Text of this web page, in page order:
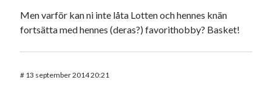
Men varför kan ni inte låta Lotten och hennes knän
fortsätta med hennes (deras?) favorithobby? Basket!
# 13 september 2014 20:21